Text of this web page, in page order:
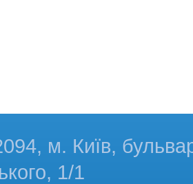
м. Київ,
1/1